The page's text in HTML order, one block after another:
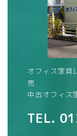
オフィス家具
売
中古オフィス
TEL.